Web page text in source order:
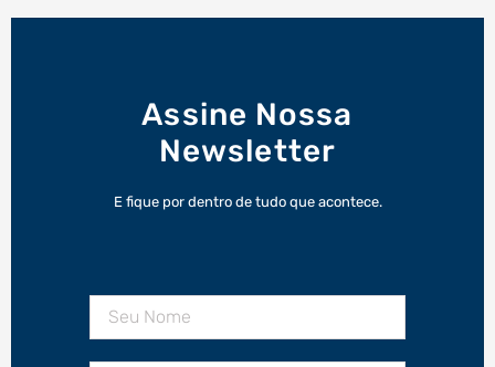
Assine Nossa
Newsletter
E fique por dentro de tudo que acontece.